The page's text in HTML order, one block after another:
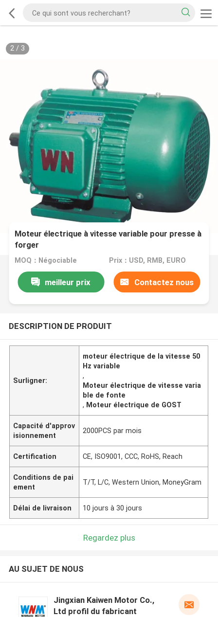
2/ 3
Moteur électrique à vitesse variable pour presse à
forger
MOQ：Négociable Prix：USD, RMB, EURO
meilleur prix Contactez nous
DESCRIPTION DE PRODUIT
Surligner:
moteur électrique de la vitesse 50
Hz variable
,
Moteur électrique de vitesse varia
ble de fonte
, Moteur électrique de GOST
Capacité d'approv
isionnement
2000PCS par mois
Certification CE, ISO9001, CCC, RoHS, Reach
Conditions de pai
ement
T/T, L/C, Western Union, MoneyGram
Délai de livraison 10 jours à 30 jours
Regardez plus
AU SUJET DE NOUS
Jingxian Kaiwen Motor Co.,
Ltd profil du fabricant